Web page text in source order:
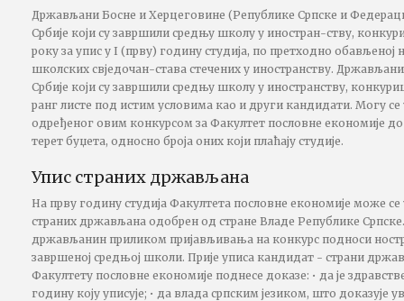
Држављани Босне и Херцеговине (Републике Српске и
Србије који су завршили средњу школу у иностран-ству,
року за упис у I (прву) годину студија, по претходно
школских свједочан-става стечених у иностранству.
Србије који су завршили средњу школу у иностранству,
ранг листе под истим условима као и други кандидати. Могу се
одређеног овим конкурсом за Факултет пословне економије
терет буџета, односно броја оних који плаћају студије.
Упис страних држављана
На прву годину студија Факултета пословне економије може се
страних држављана одобрен од стране Владе Републике
држављанин приликом пријављивања на конкурс подноси
завршеној средњој школи. Прије уписа кандидат - страни
Факултету пословне економије поднесе доказе: • да је
годину коју уписује; • да влада српским језиком, што доказује